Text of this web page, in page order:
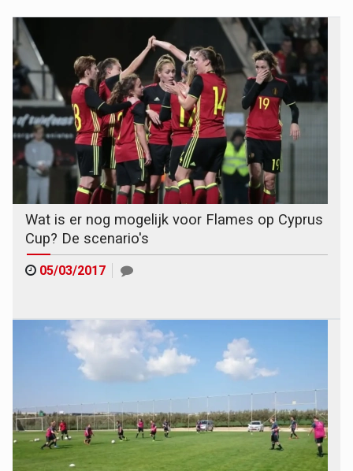
Wat is er nog mogelijk voor Flames op Cyprus
Cup? De scenario's
05/03/2017